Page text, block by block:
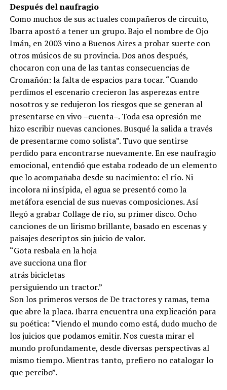
Después del naufragio
Como muchos de sus actuales compañeros de circuito,
Ibarra apostó a tener un grupo. Bajo el nombre de Ojo
Imán, en 2003 vino a Buenos Aires a probar suerte con
otros músicos de su provincia. Dos años después,
chocaron con una de las tantas consecuencias de
Cromañón: la falta de espacios para tocar. “Cuando
perdimos el escenario crecieron las asperezas entre
nosotros y se redujeron los riesgos que se generan al
presentarse en vivo –cuenta–. Toda esa opresión me
hizo escribir nuevas canciones. Busqué la salida a través
de presentarme como solista”. Tuvo que sentirse
perdido para encontrarse nuevamente. En ese naufragio
emocional, entendió que estaba rodeado de un elemento
que lo acompañaba desde su nacimiento: el río. Ni
incolora ni insípida, el agua se presentó como la
metáfora esencial de sus nuevas composiciones. Así
llegó a grabar Collage de río, su primer disco. Ocho
canciones de un lirismo brillante, basado en escenas y
paisajes descriptos sin juicio de valor.
“Gota resbala en la hoja
ave succiona una flor
atrás bicicletas
persiguiendo un tractor.”
Son los primeros versos de De tractores y ramas, tema
que abre la placa. Ibarra encuentra una explicación para
su poética: “Viendo el mundo como está, dudo mucho de
los juicios que podamos emitir. Nos cuesta mirar el
mundo profundamente, desde diversas perspectivas al
mismo tiempo. Mientras tanto, prefiero no catalogar lo
que percibo”.